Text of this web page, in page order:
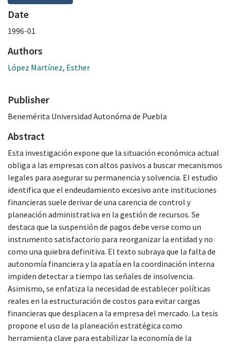
Date
1996-01
Authors
López Martínez, Esther
Publisher
Benemérita Universidad Autonóma de Puebla
Abstract
Esta investigación expone que la situación económica actual
obliga a las empresas con altos pasivos a buscar mecanismos
legales para asegurar su permanencia y solvencia. El estudio
identifica que el endeudamiento excesivo ante instituciones
financieras suele derivar de una carencia de control y
planeación administrativa en la gestión de recursos. Se
destaca que la suspensión de pagos debe verse como un
instrumento satisfactorio para reorganizar la entidad y no
como una quiebra definitiva. El texto subraya que la falta de
autonomía financiera y la apatía en la coordinación interna
impiden detectar a tiempo las señales de insolvencia.
Asimismo, se enfatiza la necesidad de establecer políticas
reales en la estructuración de costos para evitar cargas
financieras que desplacen a la empresa del mercado. La tesis
propone el uso de la planeación estratégica como
herramienta clave para estabilizar la economía de la